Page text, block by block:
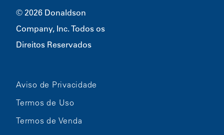
© 2026 Donaldson
Company, Inc. Todos os
Direitos Reservados
Aviso de Privacidade
Termos de Uso
Termos de Venda